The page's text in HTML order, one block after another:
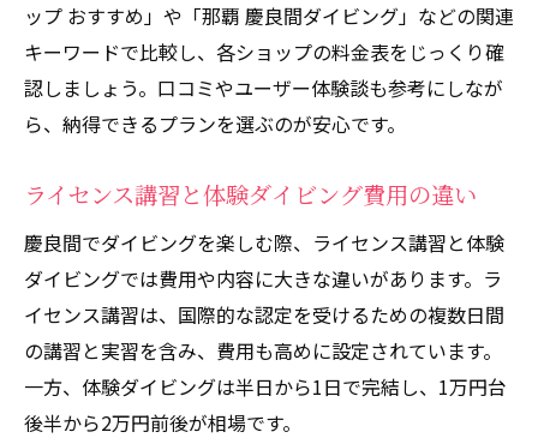
ップ おすすめ」や「那覇 慶良間ダイビング」などの関連
キーワードで比較し、各ショップの料金表をじっくり確
認しましょう。口コミやユーザー体験談も参考にしなが
ら、納得できるプランを選ぶのが安心です。
ライセンス講習と体験ダイビング費用の違い
慶良間でダイビングを楽しむ際、ライセンス講習と体験
ダイビングでは費用や内容に大きな違いがあります。ラ
イセンス講習は、国際的な認定を受けるための複数日間
の講習と実習を含み、費用も高めに設定されています。
一方、体験ダイビングは半日から1日で完結し、1万円台
後半から2万円前後が相場です。